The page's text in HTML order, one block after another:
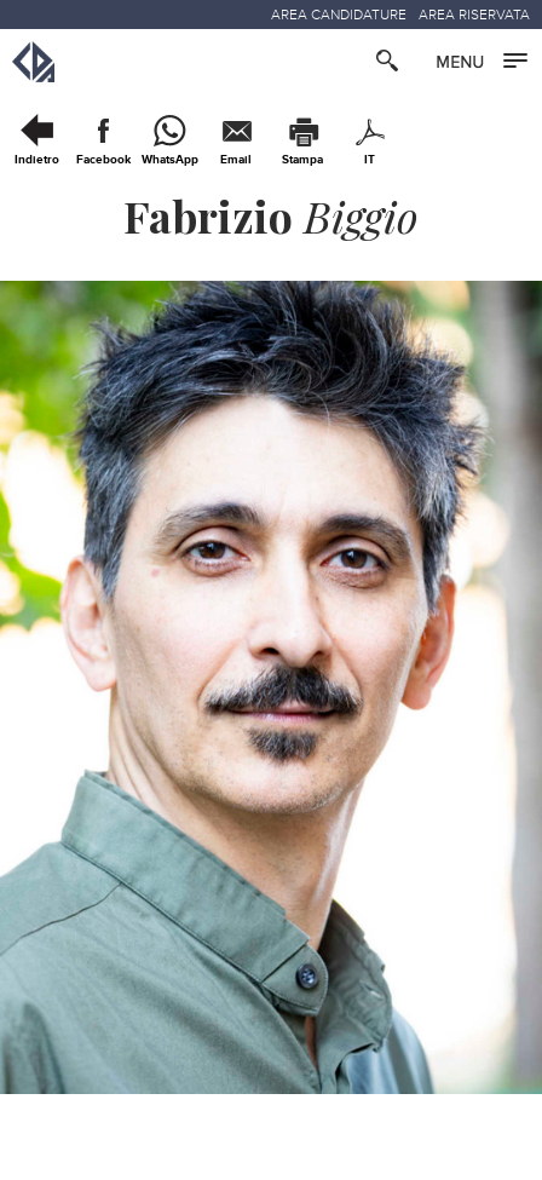
AREA CANDIDATURE AREA RISERVATA
Indietro Facebook WhatsApp Email Stampa IT
Fabrizio Biggio